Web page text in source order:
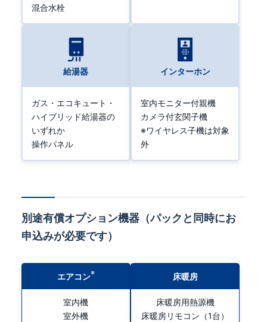
混合水栓
給湯器
ガス・エコキュート・
ハイブリッド給湯器の
いずれか
操作パネル
インターホン
室内モニター付親機
カメラ付玄関子機
※ワイヤレス子機は対象
外
別途有償オプション機器（パックと同時にお
申込みが必要です）
エアコン※
室内機
室外機
床暖房
床暖房用熱源機
床暖房リモコン（1台）